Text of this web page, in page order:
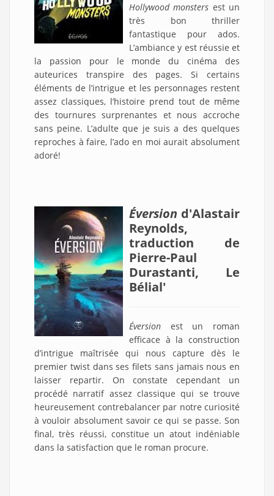
Hollywood monsters est un
très bon thriller
fantastique pour ados.
L’ambiance y est réussie et
la passion pour le monde du cinéma des
auteurices transpire des pages. Si certains
éléments de l’intrigue et les personnages restent
assez classiques, l’histoire prend tout de même
des tournures surprenantes et nous accroche
sans peine. L’adulte que je suis a des quelques
reproches à faire, l’ado en moi aurait absolument
adoré!
Éversion d'Alastair
Reynolds,
traduction de
Pierre-Paul
Durastanti, Le
Bélial'
Éversion est un roman
efficace à la construction
d’intrigue maîtrisée qui nous capture dès le
premier twist dans ses filets sans jamais nous en
laisser repartir. On constate cependant un
procédé narratif assez classique qui se trouve
heureusement contrebalancer par notre curiosité
à vouloir absolument savoir ce qui se passe. Son
final, très réussi, constitue un atout indéniable
dans la satisfaction que le roman procure.